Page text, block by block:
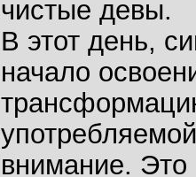
чистые девы.
В этот день,
начало
внимание. Это